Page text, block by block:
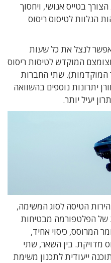
בטייס אנושי, ויחסוך
הנלוות לטיסוס ריסוס
לנצל את כל שעות
המוקדש לטיסות ריסוס
המוקדמות). שתי החברות
יתרונות נוספים בהשוואה
יעיל יותר.
הטיסה לסוג המשימה,
של הפלטפורמה מבטיחות
המרוסס, כיסוי אחיד,
מדויקת. בין השאר, שתי
ייעודית לתכנון משימת